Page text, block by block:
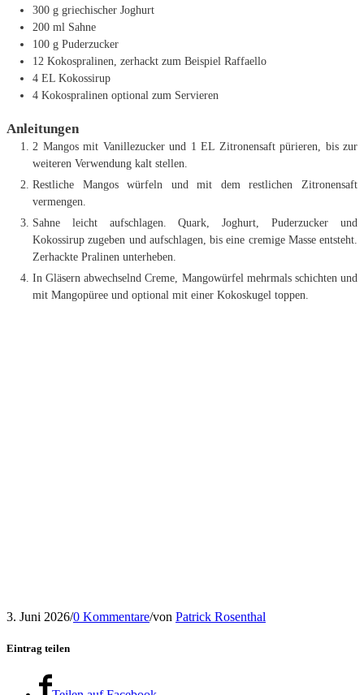
300 g griechischer Joghurt
200 ml Sahne
100 g Puderzucker
12 Kokospralinen, zerhackt zum Beispiel Raffaello
4 EL Kokossirup
4 Kokospralinen optional zum Servieren
Anleitungen
2 Mangos mit Vanillezucker und 1 EL Zitronensaft pürieren, bis zur
weiteren Verwendung kalt stellen.
Restliche Mangos würfeln und mit dem restlichen Zitronensaft
vermengen.
Sahne leicht aufschlagen. Quark, Joghurt, Puderzucker und
Kokossirup zugeben und aufschlagen, bis eine cremige Masse entsteht.
Zerhackte Pralinen unterheben.
In Gläsern abwechselnd Creme, Mangowürfel mehrmals schichten und
mit Mangopüree und optional mit einer Kokoskugel toppen.
3. Juni 2026/0 Kommentare/von Patrick Rosenthal
Eintrag teilen